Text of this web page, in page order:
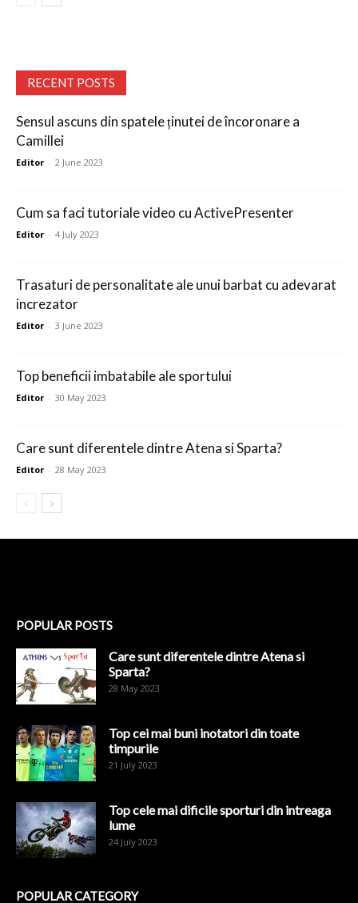
RECENT POSTS
Sensul ascuns din spatele ținutei de încoronare a
Camillei
Editor - 2 June 2023
Cum sa faci tutoriale video cu ActivePresenter
Editor - 4 July 2023
Trasaturi de personalitate ale unui barbat cu adevarat
increzator
Editor - 3 June 2023
Top beneficii imbatabile ale sportului
Editor - 30 May 2023
Care sunt diferentele dintre Atena si Sparta?
Editor - 28 May 2023
POPULAR POSTS
Care sunt diferentele dintre Atena si
Sparta?
28 May 2023
Top cei mai buni inotatori din toate
timpurile
21 July 2023
Top cele mai dificile sporturi din intreaga
lume
24 July 2023
POPULAR CATEGORY